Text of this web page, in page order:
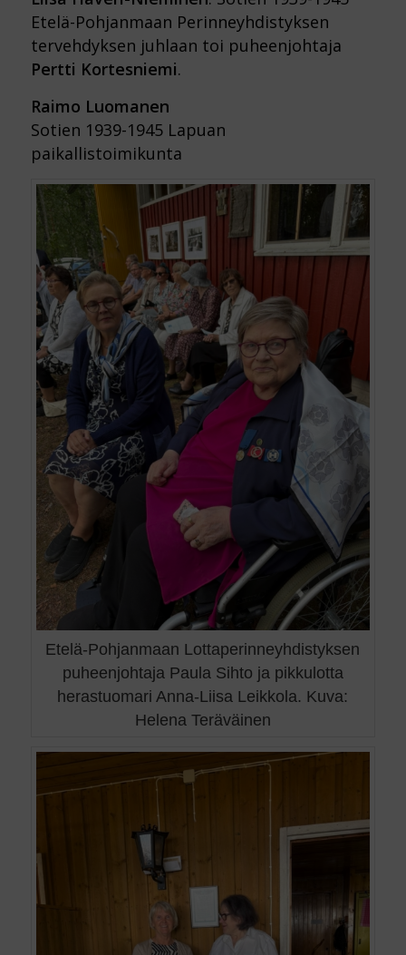
Etelä-Pohjanmaan Perinneyhdistyksen
tervehdyksen juhlaan toi puheenjohtaja
Pertti Kortesniemi.
Raimo Luomanen
Sotien 1939-1945 Lapuan
paikallistoimikunta
Etelä-Pohjanmaan Lottaperinneyhdistyksen
puheenjohtaja Paula Sihto ja pikkulotta
herastuomari Anna-Liisa Leikkola. Kuva:
Helena Teräväinen